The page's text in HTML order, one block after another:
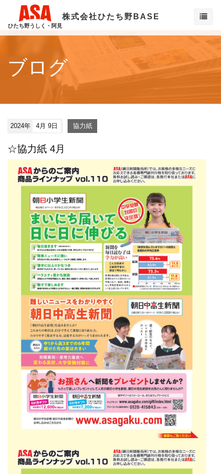
ひたち野うしく・阿見
株式会社ひたち野BASE
ブログ
2024年 4月 9日 協力紙
☆協力紙 4月